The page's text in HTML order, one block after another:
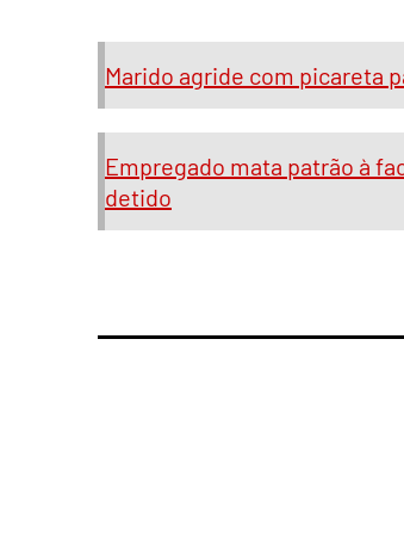
Marido agride com picareta
Empregado mata patrão à
detido